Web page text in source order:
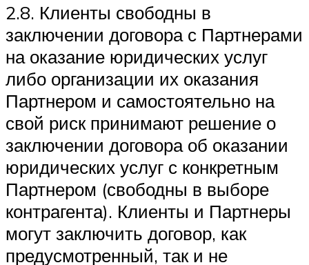
2.8. Клиенты свободны в
заключении договора с Партнерами
на оказание юридических услуг
либо организации их оказания
Партнером и самостоятельно на
свой риск принимают решение о
заключении договора об оказании
юридических услуг с конкретным
Партнером (свободны в выборе
контрагента). Клиенты и Партнеры
могут заключить договор, как
предусмотренный, так и не